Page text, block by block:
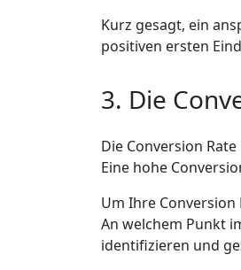
Kurz gesagt, ein
positiven ersten
3. Die
Die Conversion
Eine hohe
Um Ihre
An welchem Punkt
identifizieren und